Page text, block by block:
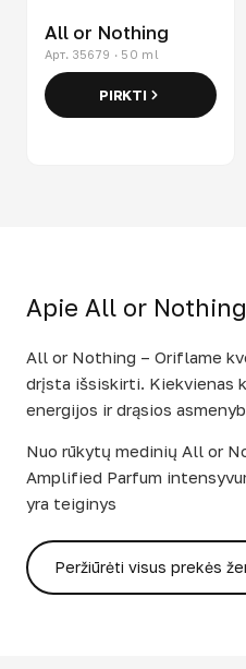
All or Nothing
Арт. 35679 · 50 ml
PIRKTI
Apie All or Nothing
All or Nothing – Oriflame
drįsta išsiskirti. Kiekvienas
energijos ir drąsios
Nuo rūkytų medinių All or
Amplified Parfum
yra teiginys
Peržiūrėti visus prekės